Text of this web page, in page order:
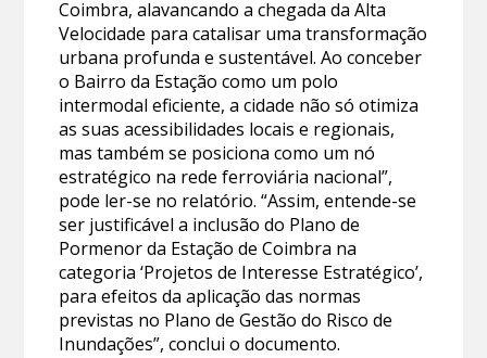
Coimbra, alavancando a chegada da Alta
Velocidade para catalisar uma transformação
urbana profunda e sustentável. Ao conceber
o Bairro da Estação como um polo
intermodal eficiente, a cidade não só otimiza
as suas acessibilidades locais e regionais,
mas também se posiciona como um nó
estratégico na rede ferroviária nacional”,
pode ler-se no relatório. “Assim, entende-se
ser justificável a inclusão do Plano de
Pormenor da Estação de Coimbra na
categoria ‘Projetos de Interesse Estratégico’,
para efeitos da aplicação das normas
previstas no Plano de Gestão do Risco de
Inundações”, conclui o documento.